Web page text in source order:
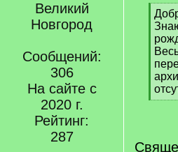
Великий
Новгород
Сообщений:
306
На сайте с
2020 г.
Рейтинг:
287
[
q
]
[